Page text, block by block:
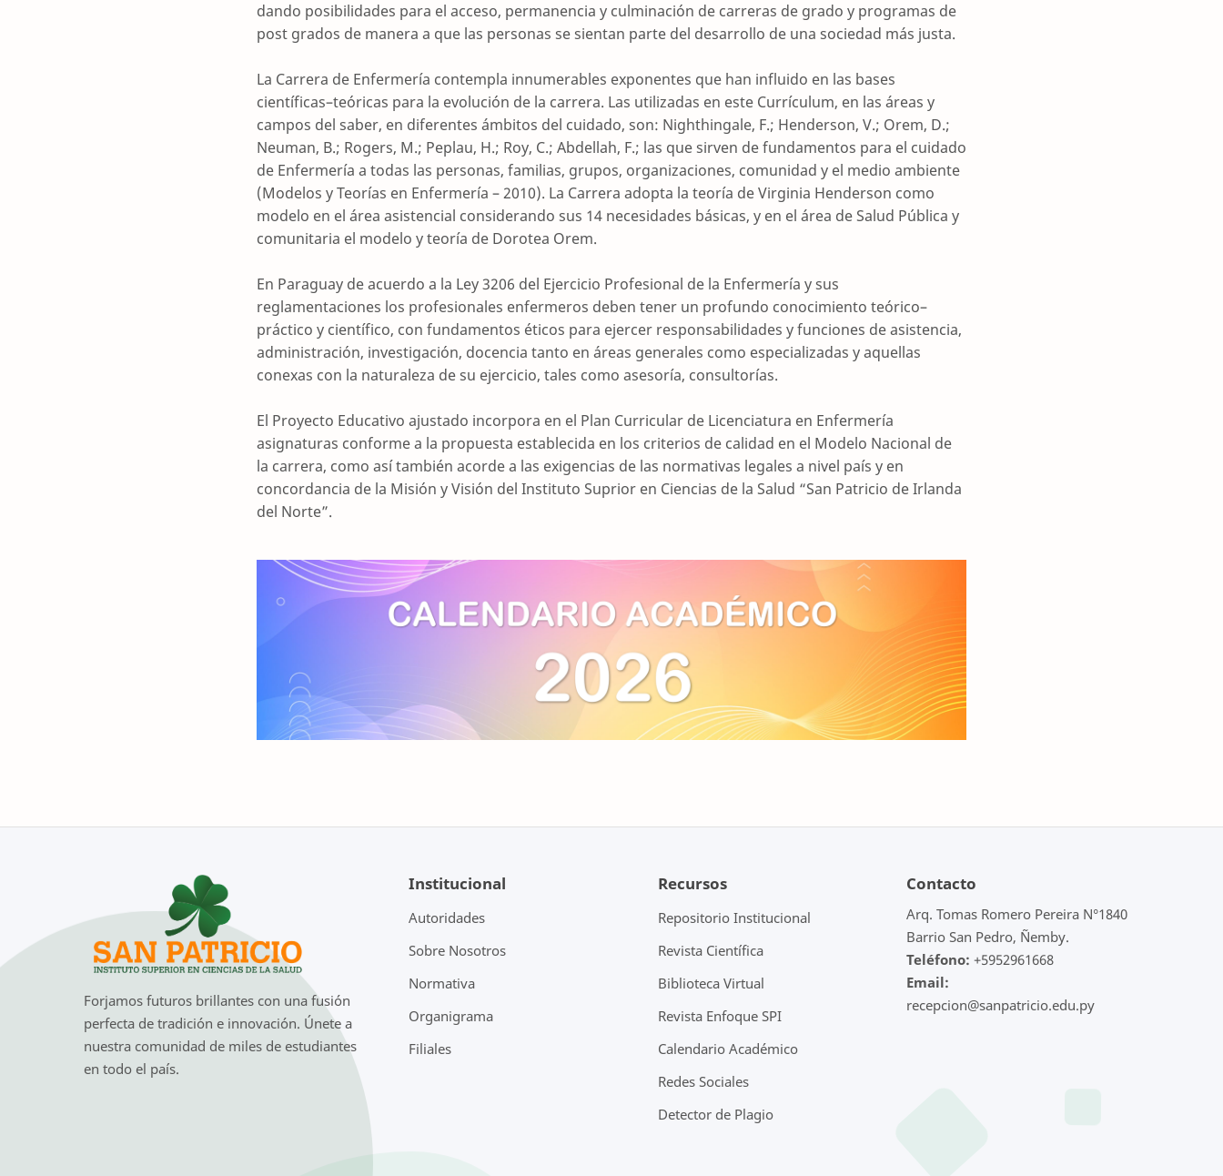
dando posibilidades para el acceso, permanencia y culminación de carreras de grado y programas de
post grados de manera a que las personas se sientan parte del desarrollo de una sociedad más justa.
La Carrera de Enfermería contempla innumerables exponentes que han influido en las bases
científicas–teóricas para la evolución de la carrera. Las utilizadas en este Currículum, en las áreas y
campos del saber, en diferentes ámbitos del cuidado, son: Nighthingale, F.; Henderson, V.; Orem, D.;
Neuman, B.; Rogers, M.; Peplau, H.; Roy, C.; Abdellah, F.; las que sirven de fundamentos para el cuidado
de Enfermería a todas las personas, familias, grupos, organizaciones, comunidad y el medio ambiente
(Modelos y Teorías en Enfermería – 2010). La Carrera adopta la teoría de Virginia Henderson como
modelo en el área asistencial considerando sus 14 necesidades básicas, y en el área de Salud Pública y
comunitaria el modelo y teoría de Dorotea Orem.
En Paraguay de acuerdo a la Ley 3206 del Ejercicio Profesional de la Enfermería y sus
reglamentaciones los profesionales enfermeros deben tener un profundo conocimiento teórico–
práctico y científico, con fundamentos éticos para ejercer responsabilidades y funciones de asistencia,
administración, investigación, docencia tanto en áreas generales como especializadas y aquellas
conexas con la naturaleza de su ejercicio, tales como asesoría, consultorías.
El Proyecto Educativo ajustado incorpora en el Plan Curricular de Licenciatura en Enfermería
asignaturas conforme a la propuesta establecida en los criterios de calidad en el Modelo Nacional de
la carrera, como así también acorde a las exigencias de las normativas legales a nivel país y en
concordancia de la Misión y Visión del Instituto Suprior en Ciencias de la Salud “San Patricio de Irlanda
del Norte”.
Forjamos futuros brillantes con una fusión
perfecta de tradición e innovación. Únete a
nuestra comunidad de miles de estudiantes
en todo el país.
Institucional
Autoridades
Sobre Nosotros
Normativa
Organigrama
Filiales
Recursos
Repositorio Institucional
Revista Científica
Biblioteca Virtual
Revista Enfoque SPI
Calendario Académico
Redes Sociales
Detector de Plagio
Contacto
Arq. Tomas Romero Pereira N°1840
Barrio San Pedro, Ñemby.
Teléfono: +5952961668
Email:
recepcion@sanpatricio.edu.py